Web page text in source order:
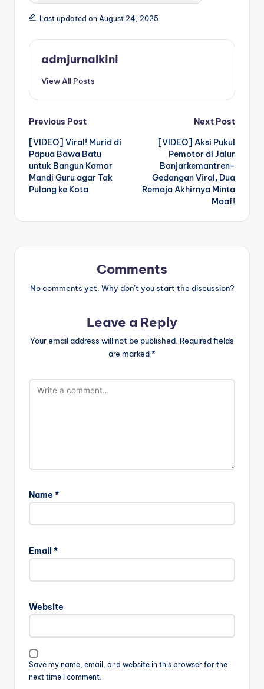
Last updated on August 24, 2025
admjurnalkini
View All Posts
Post
navigation
Previous Post
[VIDEO] Viral! Murid di
Papua Bawa Batu
untuk Bangun Kamar
Mandi Guru agar Tak
Pulang ke Kota
Next Post
[VIDEO] Aksi Pukul
Pemotor di Jalur
Banjarkemantren-
Gedangan Viral, Dua
Remaja Akhirnya Minta
Maaf!
Comments
No comments yet. Why don’t you start the discussion?
Leave a Reply
Your email address will not be published. Required fields
are marked*
Name *
Email *
Website
Save my name, email, and website in this browser for the
next time I comment.